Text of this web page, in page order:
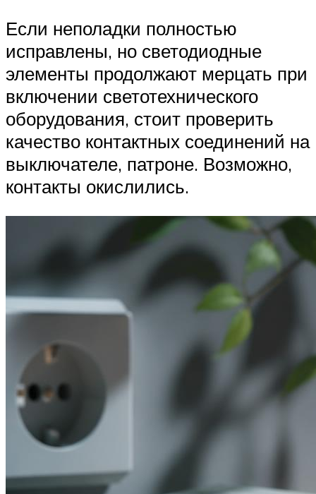
Если неполадки полностью
исправлены, но светодиодные
элементы продолжают мерцать при
включении светотехнического
оборудования, стоит проверить
качество контактных соединений на
выключателе, патроне. Возможно,
контакты окислились.